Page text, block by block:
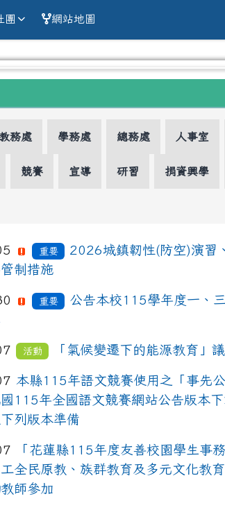
訊網Hualien
團 網站地圖
容
務處 學務處 總務處 人事室
競賽 宣導 研習 捐資興學
重要
2026城鎮韌性(防空)演習
制措施
重要
公告本校115學年度一、
活動 「氣候變遷下的能源教育」
本縣115年語文競賽使用之「事先
115年全國語文競賽網站公告版本
列版本準備
「花蓮縣115年度友善校園學生事
全民原教、族群教育及多元文化教
師參加